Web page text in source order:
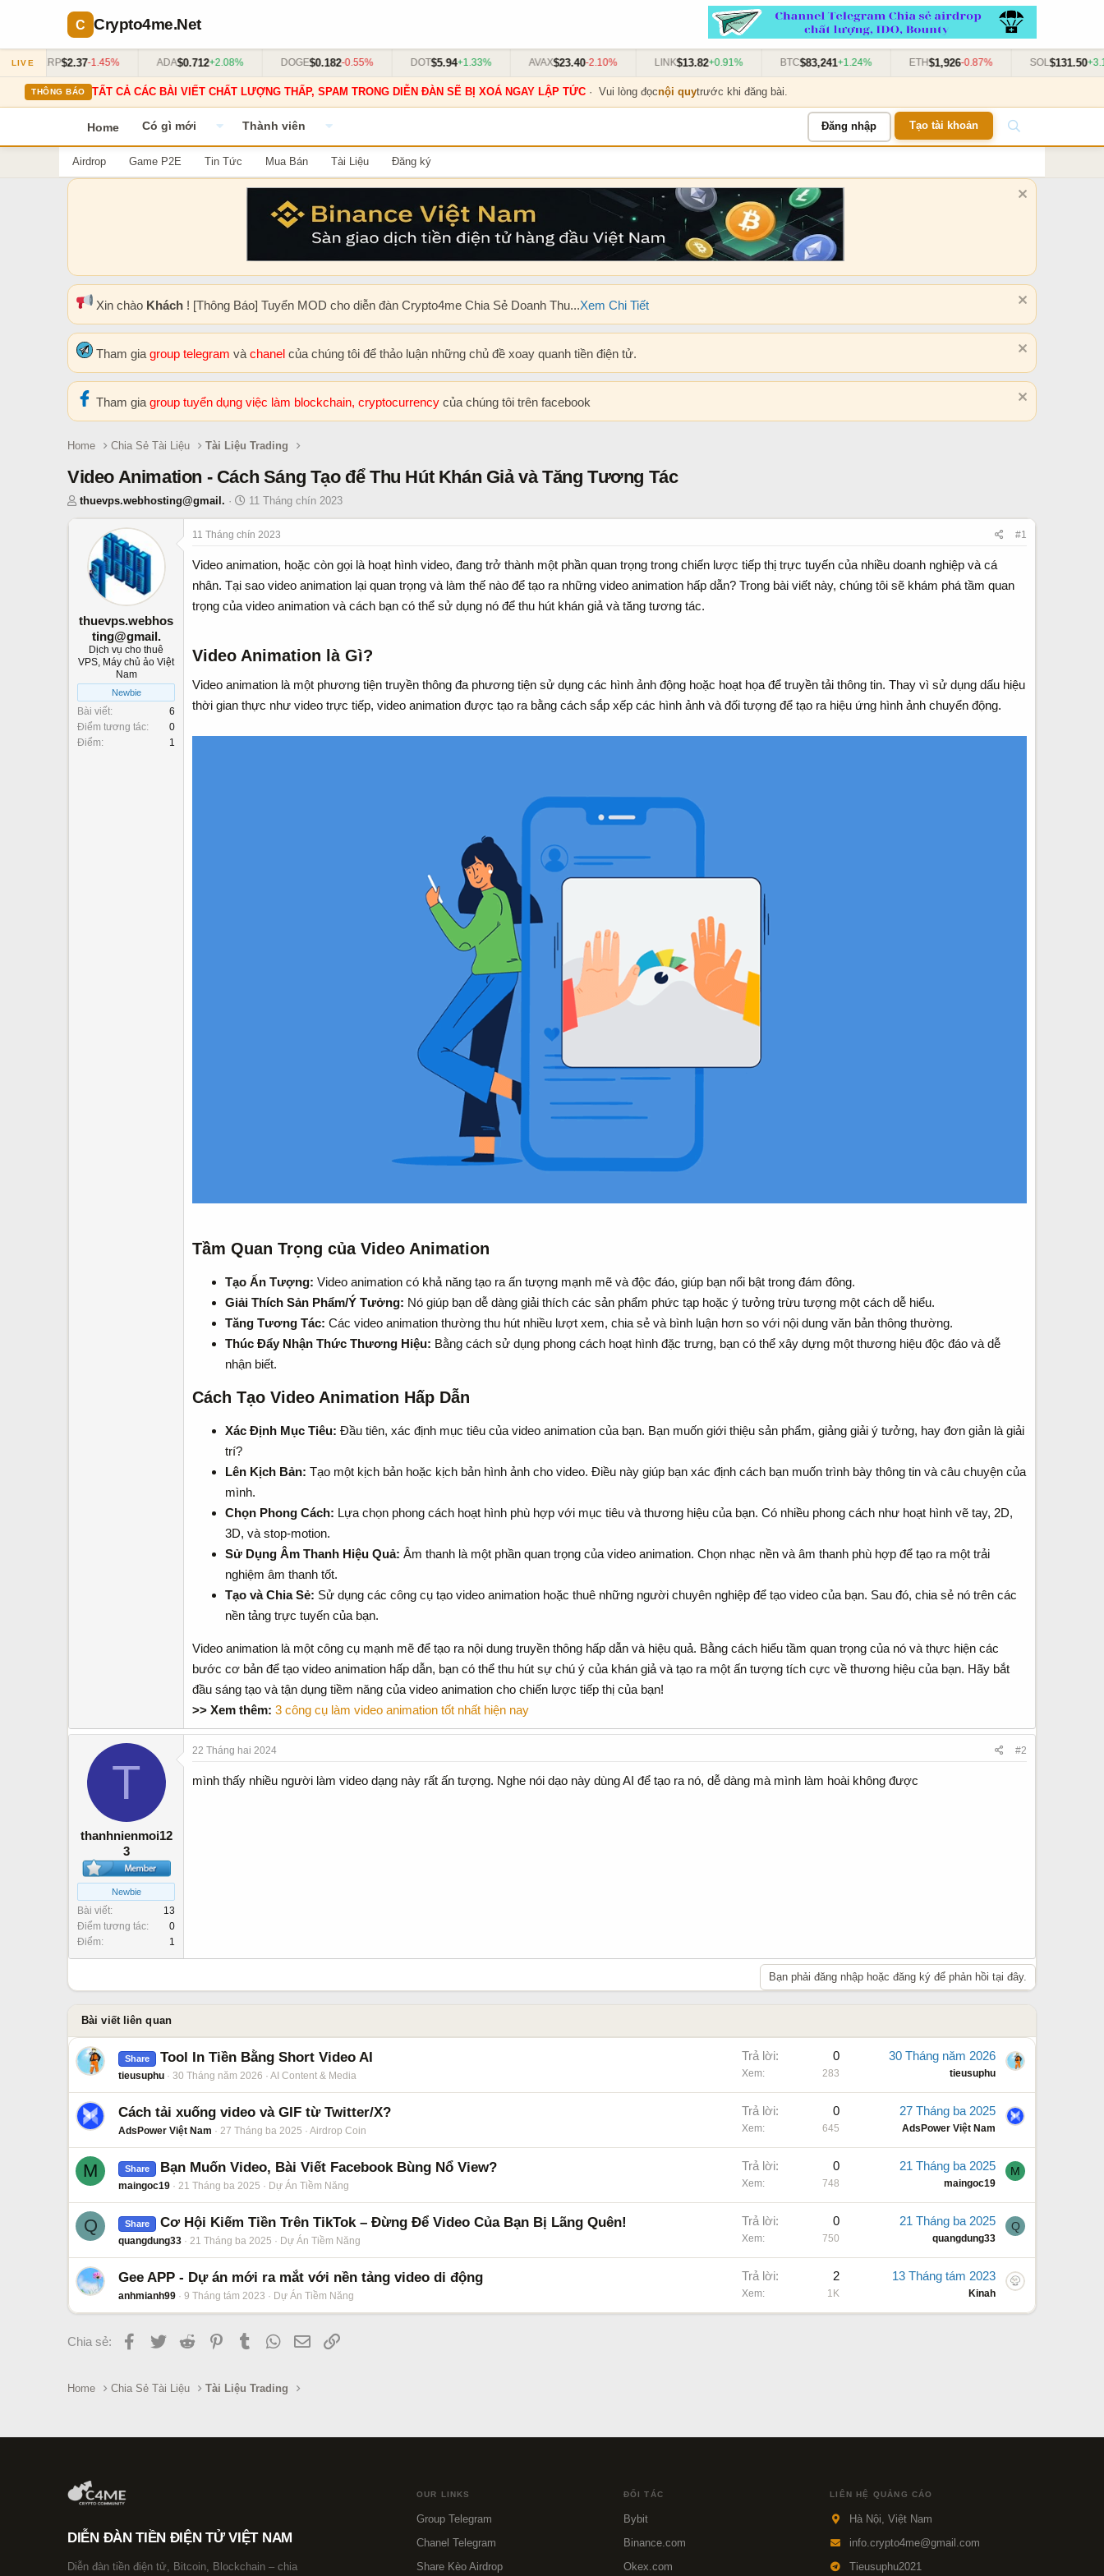
Crypto4me.Net
LIVE
XRP$2.37-1.45% $0.712+2.08% $0.182-0.55% $5.94+1.33% $23.40-2.10% $13.82+0.91% $83,241+1.24% $1,926-0.87% $131.50+3.11%
THÔNG BÁO TẤT CẢ CÁC BÀI VIẾT CHẤT LƯỢNG THẤP, SPAM TRONG DIỄN ĐÀN SẼ BỊ XOÁ NGAY LẬP TỨC· Vui lòng đọcnội quytrước khi đăng bài.
Home Có gì mới Thành viên Đăng nhập Tạo tài khoản
Airdrop Game P2E Tin Tức Mua Bán Tài Liệu Đăng ký
Xin chào Khách ! [Thông Báo] Tuyển MOD cho diễn đàn Crypto4me Chia Sẻ Doanh Thu...Xem Chi Tiết
Tham gia group telegram và chanel của chúng tôi để thảo luận những chủ đề xoay quanh tiền điện tử.
Tham gia group tuyển dụng việc làm blockchain, cryptocurrency của chúng tôi trên facebook
Home Chia Sẻ Tài Liệu Tài Liệu Trading
Video Animation - Cách Sáng Tạo để Thu Hút Khán Giả và Tăng Tương Tác
T
h
t
t
e
thuevps.webhosting@gmail.
N
g
à
b
ắ
u
11 Tháng chín 2023
thuevps.webhos
ting@gmail.
Dịch vụ cho thuê
VPS, Máy chủ ảo Việt
Nam
Newbie
Bài viết
6
Điểm tương tác
0
Điểm
1
11 Tháng chín 2023 #1
Video animation, hoặc còn gọi là hoạt hình video, đang trở thành một phần quan trọng trong chiến lược tiếp thị trực tuyến của nhiều doanh nghiệp và cá
nhân. Tại sao video animation lại quan trọng và làm thế nào để tạo ra những video animation hấp dẫn? Trong bài viết này, chúng tôi sẽ khám phá tầm quan
trọng của video animation và cách bạn có thể sử dụng nó để thu hút khán giả và tăng tương tác.
Video Animation là Gì?​
Video animation là một phương tiện truyền thông đa phương tiện sử dụng các hình ảnh động hoặc hoạt họa để truyền tải thông tin. Thay vì sử dụng dấu hiệu
thời gian thực như video trực tiếp, video animation được tạo ra bằng cách sắp xếp các hình ảnh và đối tượng để tạo ra hiệu ứng hình ảnh chuyển động.
Tầm Quan Trọng của Video Animation​
Tạo Ấn Tượng: Video animation có khả năng tạo ra ấn tượng mạnh mẽ và độc đáo, giúp bạn nổi bật trong đám đông.
Giải Thích Sản Phẩm/Ý Tưởng: Nó giúp bạn dễ dàng giải thích các sản phẩm phức tạp hoặc ý tưởng trừu tượng một cách dễ hiểu.
Tăng Tương Tác: Các video animation thường thu hút nhiều lượt xem, chia sẻ và bình luận hơn so với nội dung văn bản thông thường.
Thúc Đẩy Nhận Thức Thương Hiệu: Bằng cách sử dụng phong cách hoạt hình đặc trưng, bạn có thể xây dựng một thương hiệu độc đáo và dễ
nhận biết.
Cách Tạo Video Animation Hấp Dẫn​
Xác Định Mục Tiêu: Đầu tiên, xác định mục tiêu của video animation của bạn. Bạn muốn giới thiệu sản phẩm, giảng giải ý tưởng, hay đơn giản là giải
trí?
Lên Kịch Bản: Tạo một kịch bản hoặc kịch bản hình ảnh cho video. Điều này giúp bạn xác định cách bạn muốn trình bày thông tin và câu chuyện của
mình.
Chọn Phong Cách: Lựa chọn phong cách hoạt hình phù hợp với mục tiêu và thương hiệu của bạn. Có nhiều phong cách như hoạt hình vẽ tay, 2D,
3D, và stop-motion.
Sử Dụng Âm Thanh Hiệu Quả: Âm thanh là một phần quan trọng của video animation. Chọn nhạc nền và âm thanh phù hợp để tạo ra một trải
nghiệm âm thanh tốt.
Tạo và Chia Sẻ: Sử dụng các công cụ tạo video animation hoặc thuê những người chuyên nghiệp để tạo video của bạn. Sau đó, chia sẻ nó trên các
nền tảng trực tuyến của bạn.
Video animation là một công cụ mạnh mẽ để tạo ra nội dung truyền thông hấp dẫn và hiệu quả. Bằng cách hiểu tầm quan trọng của nó và thực hiện các
bước cơ bản để tạo video animation hấp dẫn, bạn có thể thu hút sự chú ý của khán giả và tạo ra một ấn tượng tích cực về thương hiệu của bạn. Hãy bắt
đầu sáng tạo và tận dụng tiềm năng của video animation cho chiến lược tiếp thị của bạn!
>> Xem thêm: 3 công cụ làm video animation tốt nhất hiện nay
T
thanhnienmoi12
3
Newbie
Bài viết
13
Điểm tương tác
0
Điểm
1
22 Tháng hai 2024 #2
mình thấy nhiều người làm video dạng này rất ấn tượng. Nghe nói dạo này dùng AI để tạo ra nó, dễ dàng mà mình làm hoài không được
Bạn phải đăng nhập hoặc đăng ký để phản hồi tại đây.
Bài viết liên quan
Share Tool In Tiền Bằng Short Video AI
tieusuphu 30 Tháng năm 2026 AI Content & Media
Trả lời 0
Xem 283
30 Tháng năm 2026
tieusuphu
Cách tải xuống video và GIF từ Twitter/X?
AdsPower Việt Nam 27 Tháng ba 2025 Airdrop Coin
Trả lời 0
Xem 645
27 Tháng ba 2025
AdsPower Việt Nam
M Share Bạn Muốn Video, Bài Viết Facebook Bùng Nổ View?
maingoc19 21 Tháng ba 2025 Dự Án Tiềm Năng
Trả lời 0
Xem 748
21 Tháng ba 2025
maingoc19
M
Q Share Cơ Hội Kiếm Tiền Trên TikTok – Đừng Để Video Của Bạn Bị Lãng Quên!
quangdung33 21 Tháng ba 2025 Dự Án Tiềm Năng
Trả lời 0
Xem 750
21 Tháng ba 2025
quangdung33
Q
Gee APP - Dự án mới ra mắt với nền tảng video di động
anhmianh99 9 Tháng tám 2023 Dự Án Tiềm Năng
Trả lời 2
Xem 1K
13 Tháng tám 2023
Kinah
Chia sẻ: Facebook
Twitter Reddit PinterestTumblr WhatsApp
Email
Home Chia Sẻ Tài Liệu Tài Liệu Trading
DIỄN ĐÀN TIỀN ĐIỆN TỬ VIỆT NAM
Diễn đàn tiền điện tử, Bitcoin, Blockchain – chia
OUR LINKS
Group Telegram
Chanel Telegram
Share Kèo Airdrop
ĐỐI TÁC
Bybit
Binance.com
Okex.com
LIÊN HỆ QUẢNG CÁO
Hà Nội, Việt Nam
info.crypto4me@gmail.com
Tieusuphu2021